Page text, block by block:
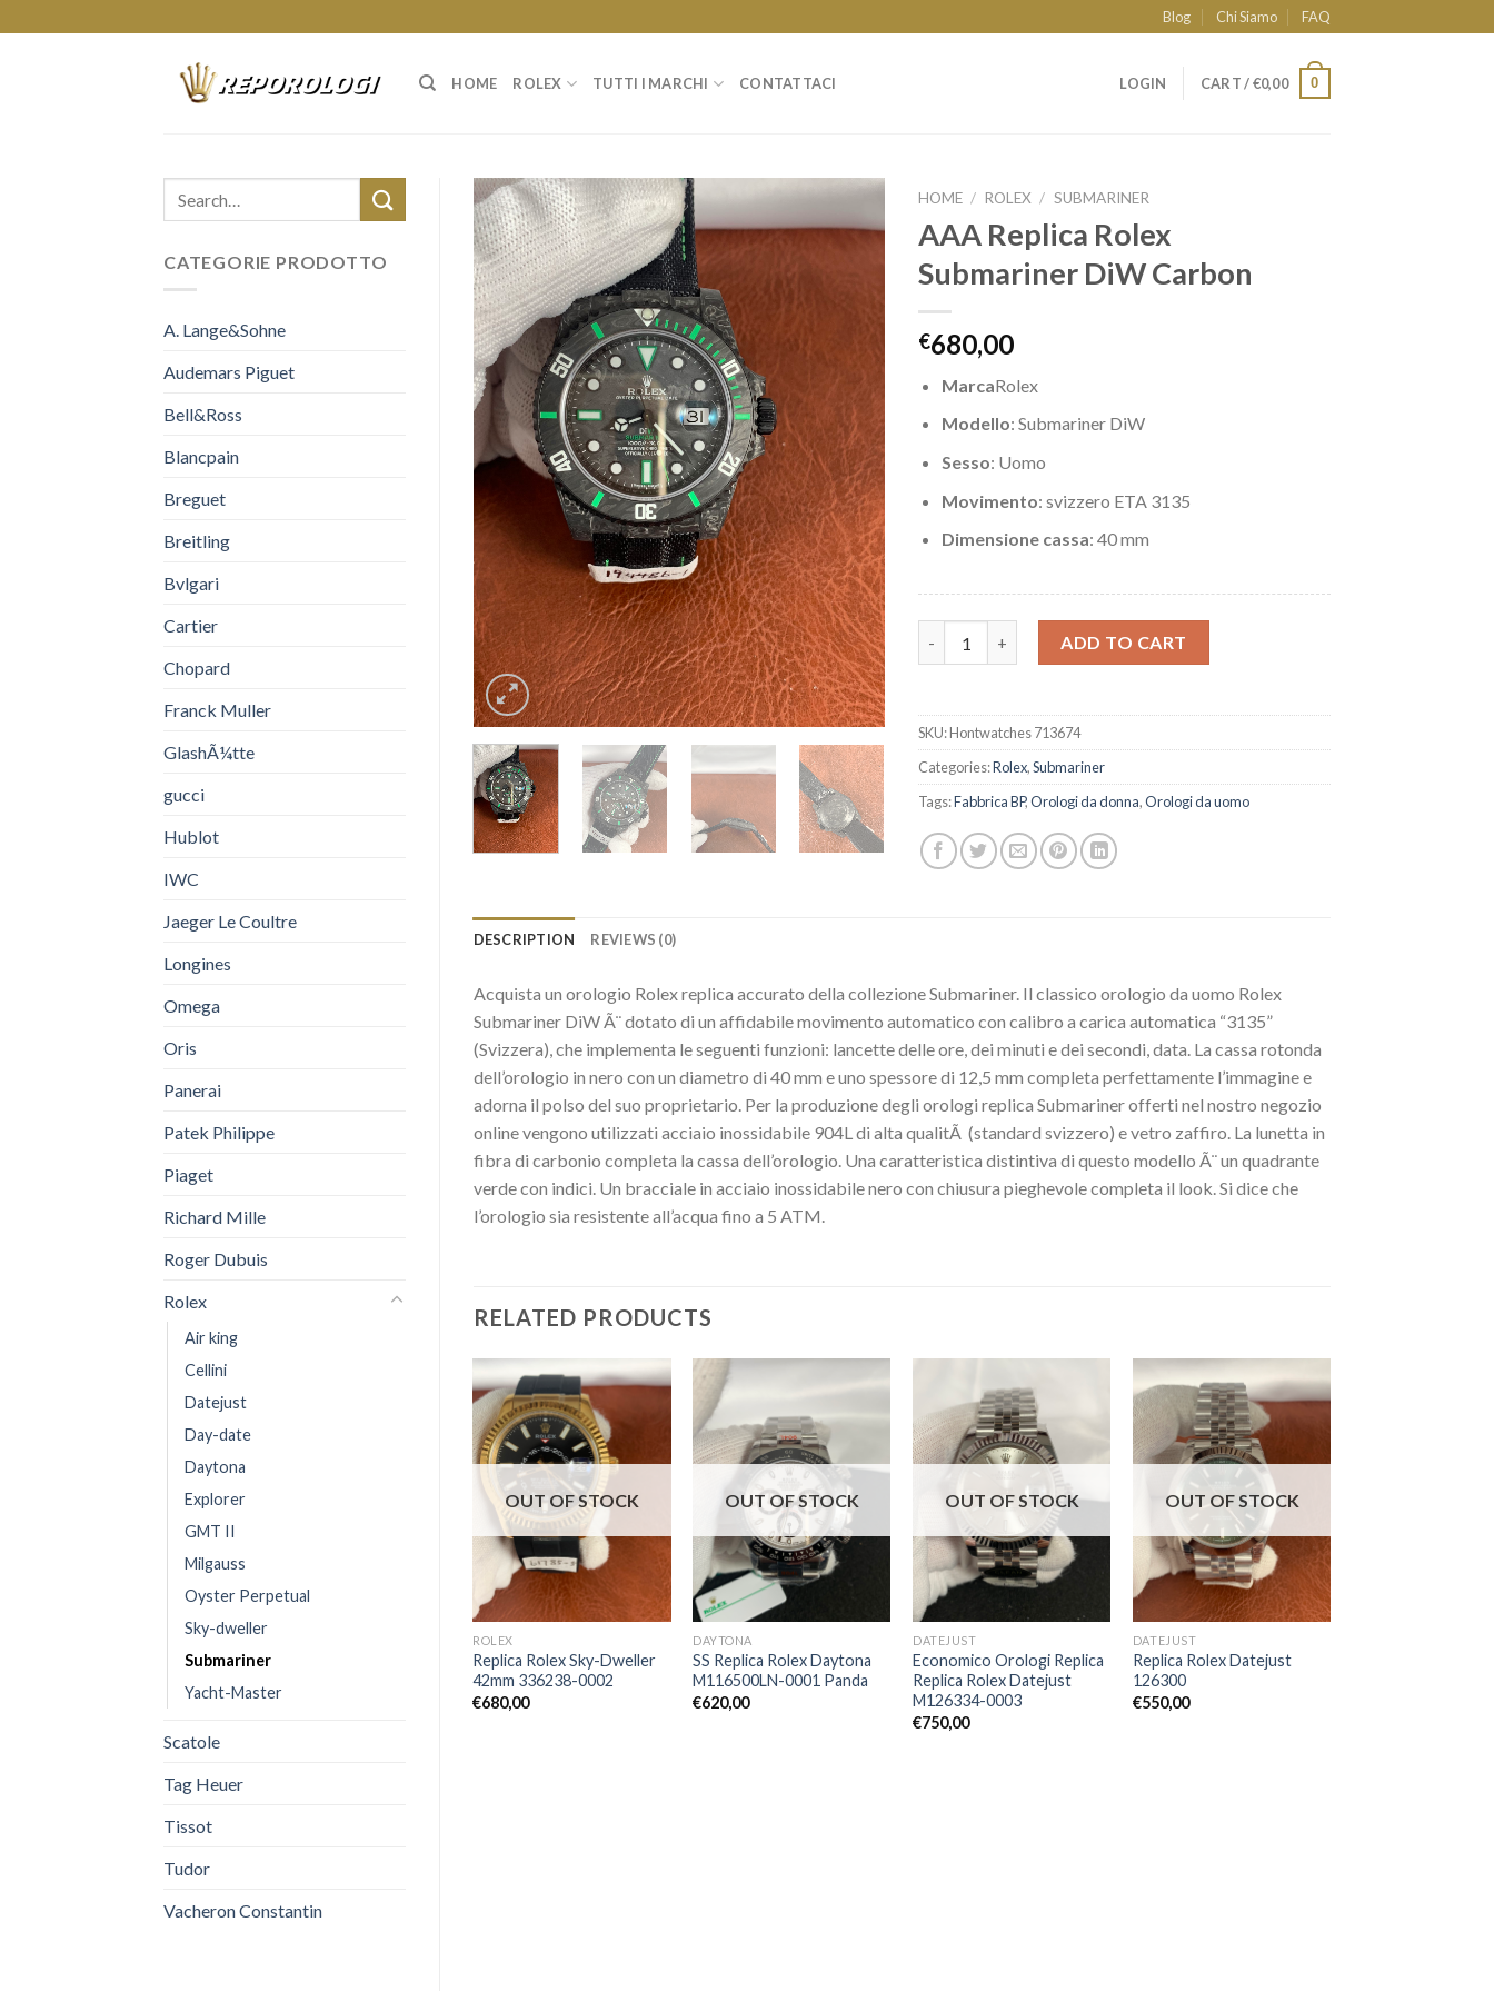
to
Blog Chi Siamo FAQ
HOME ROLEX TUTTI I MARCHI CONTATTACI LOGIN CART /€0,00 0
CATEGORIE PRODOTTO
A. Lange&Sohne
Audemars Piguet
Bell&Ross
Blancpain
Breguet
Breitling
Bvlgari
Cartier
Chopard
Franck Muller
GlashÃ¼tte
gucci
Hublot
IWC
Jaeger Le Coultre
Longines
Omega
Oris
Panerai
Patek Philippe
Piaget
Richard Mille
Roger Dubuis
Rolex
Air king
Cellini
Datejust
Day-date
Daytona
Explorer
GMT II
Milgauss
Oyster Perpetual
Sky-dweller
Submariner
Yacht-Master
Scatole
Tag Heuer
Tissot
Tudor
Vacheron Constantin
HOME / ROLEX / SUBMARINER
AAA Replica Rolex
Submariner DiW Carbon
€680,00
MarcaRolex
Modello: Submariner DiW
Sesso: Uomo
Movimento: svizzero ETA 3135
Dimensione cassa: 40 mm
ADD TO CART
SKU:Hontwatches 713674
Categories:Rolex,Submariner
Tags:Fabbrica BP,Orologi da donna,Orologi da uomo
DESCRIPTION REVIEWS (0)
Acquista un orologio Rolex replica accurato della collezione Submariner. Il classico orologio da uomo Rolex
Submariner DiW Ã¨ dotato di un affidabile movimento automatico con calibro a carica automatica “3135”
(Svizzera), che implementa le seguenti funzioni: lancette delle ore, dei minuti e dei secondi, data. La cassa rotonda
dell’orologio in nero con un diametro di 40 mm e uno spessore di 12,5 mm completa perfettamente l’immagine e
adorna il polso del suo proprietario. Per la produzione degli orologi replica Submariner offerti nel nostro negozio
online vengono utilizzati acciaio inossidabile 904L di alta qualitÃ (standard svizzero) e vetro zaffiro. La lunetta in
fibra di carbonio completa la cassa dell’orologio. Una caratteristica distintiva di questo modello Ã¨ un quadrante
verde con indici. Un bracciale in acciaio inossidabile nero con chiusura pieghevole completa il look. Si dice che
l’orologio sia resistente all’acqua fino a 5 ATM.
RELATED PRODUCTS
OUT OF STOCK
ROLEX
Replica Rolex Sky-Dweller
42mm 336238-0002
€680,00
OUT OF STOCK
DAYTONA
SS Replica Rolex Daytona
M116500LN-0001 Panda
€620,00
OUT OF STOCK
DATEJUST
Economico Orologi Replica
Replica Rolex Datejust
M126334-0003
€750,00
OUT OF STOCK
DATEJUST
Replica Rolex Datejust
126300
€550,00
OUT OF STOCK
Replica Rolex GMT Master
Replica Rolex DateJust
€629,00